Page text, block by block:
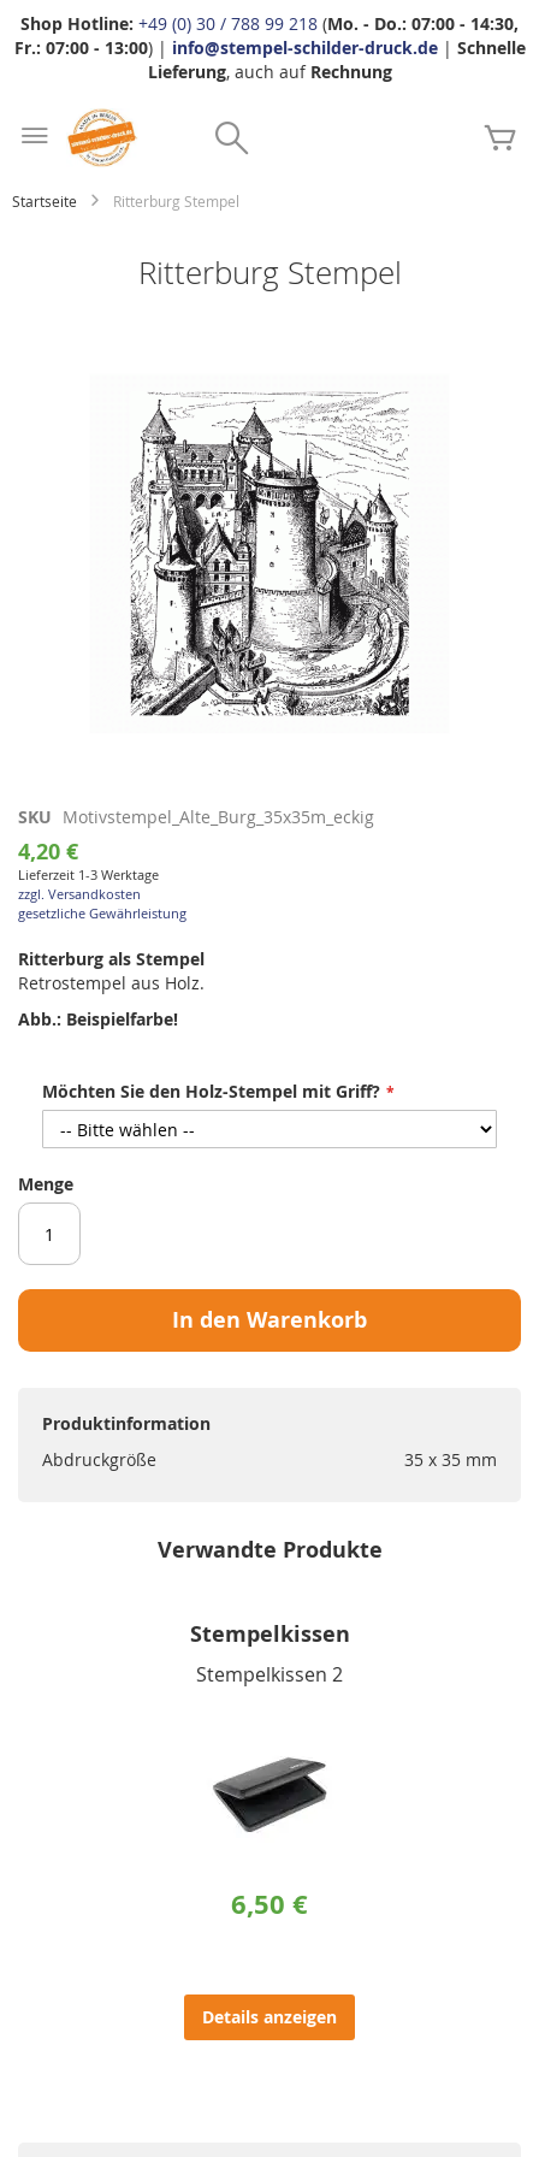
Shop Hotline: +49 (0) 30 / 788 99 218 (Mo. - Do.: 07:00 - 14:30,
Fr.: 07:00 - 13:00) | info@stempel-schilder-druck.de| Schnelle
Lieferung, auch auf Rechnung
Startseite Ritterburg Stempel
Ritterburg Stempel
Zum
Anfang
der
Bildgalerie
springen
SKU Motivstempel_Alte_Burg_35x35m_eckig
4,20 €
Lieferzeit 1-3 Werktage
zzgl. Versandkosten
gesetzliche Gewährleistung
Ritterburg als Stempel
Retrostempel aus Holz.
Abb.: Beispielfarbe!
Möchten Sie den Holz-Stempel mit Griff?
Menge
In den Warenkorb
Produktinformation
Abdruckgröße
35 x 35 mm
Verwandte Produkte
Stempelkissen
Stempelkissen 2
6,50 €
Details anzeigen